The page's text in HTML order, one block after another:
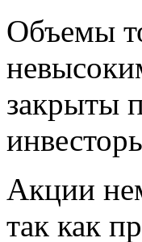
Объемы
закрыты
Акции
так как